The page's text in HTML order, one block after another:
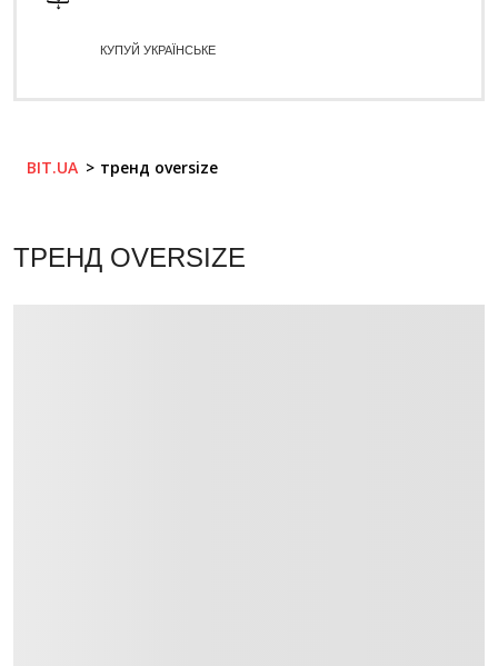
КУПУЙ УКРАЇНСЬКЕ
BIT.UA тренд oversize
ТРЕНД OVERSIZE